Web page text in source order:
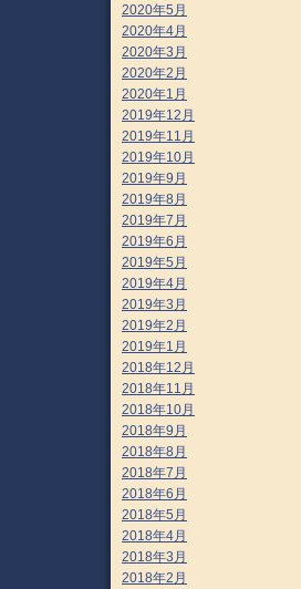
2020年5月
2020年4月
2020年3月
2020年2月
2020年1月
2019年12月
2019年11月
2019年10月
2019年9月
2019年8月
2019年7月
2019年6月
2019年5月
2019年4月
2019年3月
2019年2月
2019年1月
2018年12月
2018年11月
2018年10月
2018年9月
2018年8月
2018年7月
2018年6月
2018年5月
2018年4月
2018年3月
2018年2月